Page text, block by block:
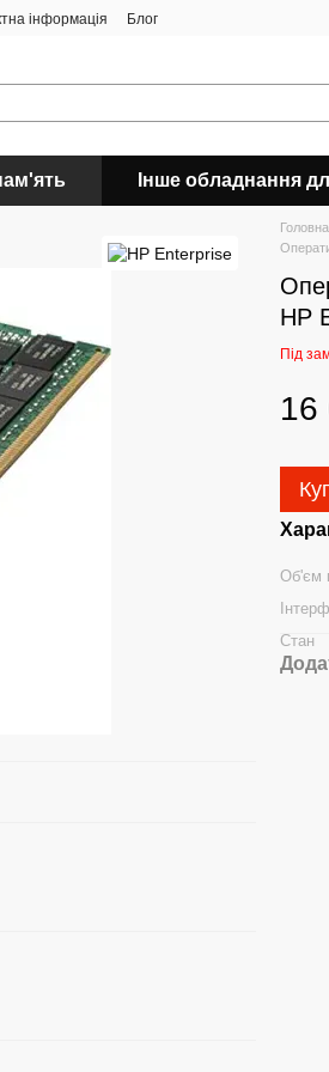
інформація Блог
Інше обладнання
Головна
HP
Під
16
Об'єм
Стан